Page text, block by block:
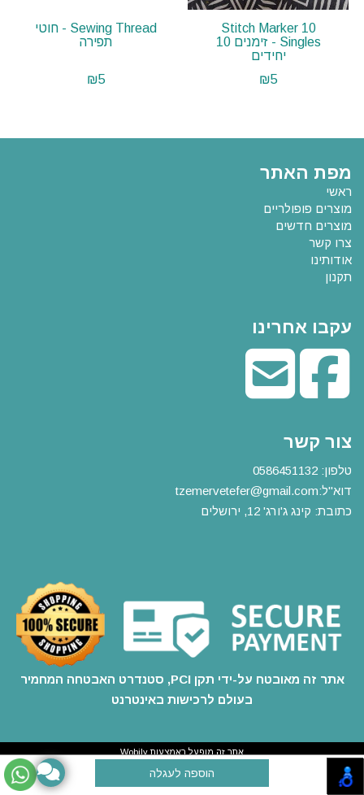
Stitch Marker 10
Singles - זימנים 10
יחידים
₪5
Sewing Thread - חוטי
תפירה
₪5
מפת האתר
ראשי
מוצרים פופולריים
מוצרים חדשים
צרו קשר
אודותינו
תקנון
עקבו אחרינו
צור קשר
טלפון: 0586451132
דוא"ל:
tzemervetefer@gmail.com
כתובת: קינג ג'ורג' 12, ירושלים
אתר זה מאובטח על-ידי תקן PCI, סטנדרט האבטחה המחמיר
בעולם לרכישות באינטרנט
אתר זה מופעל באמצעות Wobily